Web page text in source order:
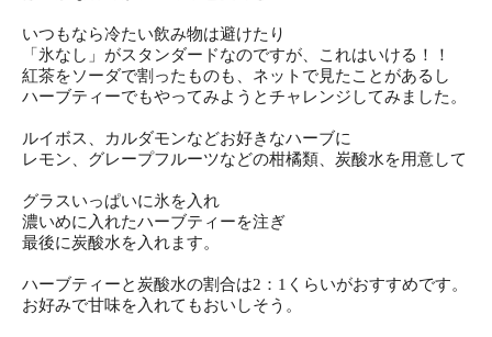
いつもなら冷たい飲み物は避けたり
「氷なし」がスタンダードなのですが、これはいける！！
紅茶をソーダで割ったものも、ネットで見たことがあるし
ハーブティーでもやってみようとチャレンジしてみました。
ルイボス、カルダモンなどお好きなハーブに
レモン、グレープフルーツなどの柑橘類、炭酸水を用意して
グラスいっぱいに氷を入れ
濃いめに入れたハーブティーを注ぎ
最後に炭酸水を入れます。
ハーブティーと炭酸水の割合は2：1くらいがおすすめです。
お好みで甘味を入れてもおいしそう。